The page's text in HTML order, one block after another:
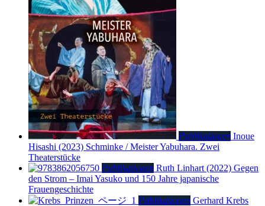
Publikationen Inoue
Hisashi (2023) Schminke / Meister Yabuhara. Zwei
Theaterstücke
Publikationen Ruth Linhart (2022) Gegen
den Strom – Imai Yasuko und 150 Jahre japanische
Frauengeschichte
Publikationen Gerhard Krebs